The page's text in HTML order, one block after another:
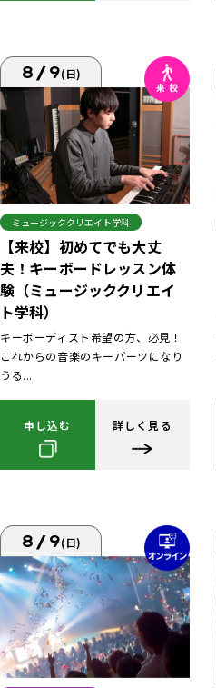
8/9(日)
ミュージッククリエイト学科
【来校】初めてでも大丈
夫！キーボードレッスン体
験（ミュージッククリエイ
ト学科）
キーボーディスト希望の方、必見！
これからの音楽のキーパーツになり
うる...
申し込む 詳しく見る
8/9(日)